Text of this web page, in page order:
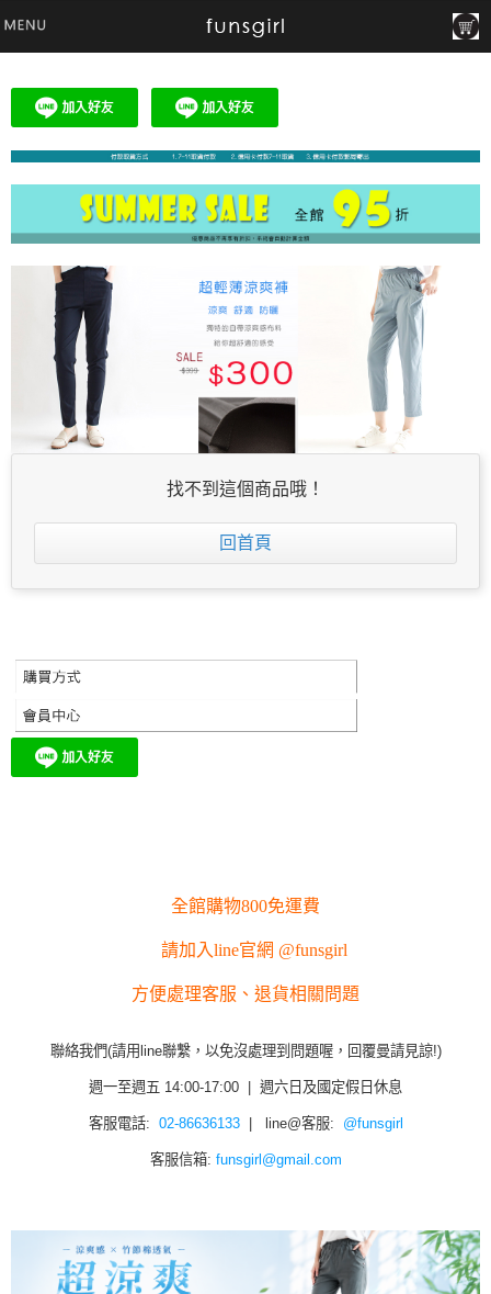
找不到這個商品哦！
回首頁
全館購物800免運費
請加入line官網 @funsgirl
方便處理客服、退貨相關問題
聯絡我們(請用line聯繫，以免沒處理到問題喔，回覆曼請見諒!)
週一至週五 14:00-17:00 | 週六日及國定假日休息
客服電話: 02-86636133| line@客服: @funsgirl
客服信箱: funsgirl@gmail.com